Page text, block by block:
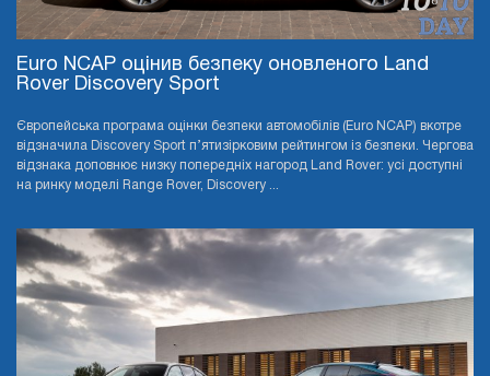
Euro NCAP оцінив безпеку оновленого Land
Rover Discovery Sport
Європейська програма оцінки безпеки автомобілів (Euro NCAP) вкотре
відзначила Discovery Sport п’ятизірковим рейтингом із безпеки. Чергова
відзнака доповнює низку попередніх нагород Land Rover: усі доступні
на ринку моделі Range Rover, Discovery ...